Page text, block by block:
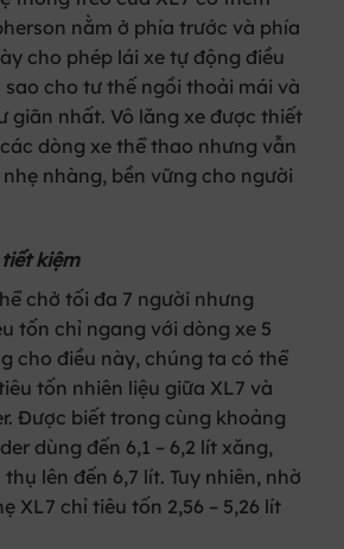
nằm ở phía trước và phía
cho phép lái xe tự động điều
cho tư thế ngồi thoải mái và
giãn nhất. Vô lăng xe được thiết
dòng xe thể thao nhưng vẫn
nhàng, bền vững cho người
kiệm
chở tối đa 7 người nhưng
tốn chỉ ngang với dòng xe 5
cho điều này, chúng ta có thể
tốn nhiên liệu giữa XL7 và
Được biết trong cùng khoảng
dùng đến 6,1 – 6,2 lít xăng,
lên đến 6,7 lít. Tuy nhiên, nhờ
XL7 chỉ tiêu tốn 2,56 – 5,26 lít